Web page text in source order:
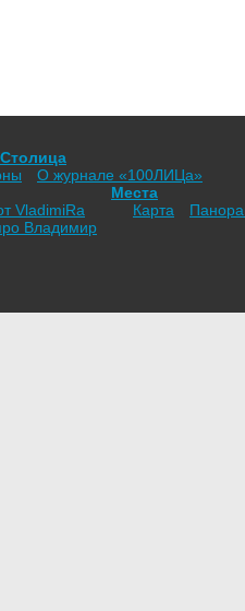
О журнале «100ЛИЦа»
VladimiRа
Места
Карта
Владимир